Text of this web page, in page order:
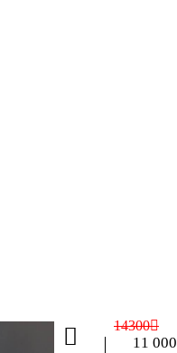
11 000
14300